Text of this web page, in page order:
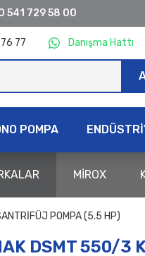
541 729 58 00
77 Danışma Hattı
POMPA
MİROX
POMPA (5.5 HP)
DSMT 550/3